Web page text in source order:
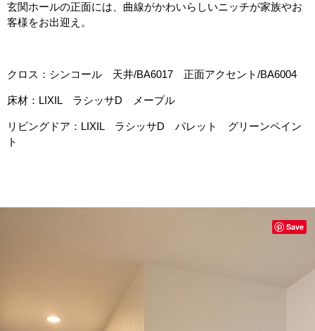
玄関ホールの正面には、曲線がかわいらしいニッチが家族やお
客様をお出迎え。
クロス：シンコール 天井/BA6017 正面アクセント/BA6004
床材：LIXIL ラシッサD メープル
リビングドア：LIXIL ラシッサD パレット グリーンペイン
ト
Save